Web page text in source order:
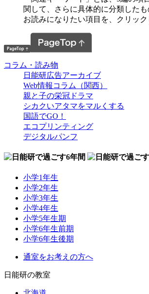
関して、さらに具体的に分類したも
お読みになりたい項目を、クリック
コラム・読み物
日能研広告アーカイブ
Web情報コラム（関西）
親と子の栄冠ドラマ
シカクいアタマをマルくする
国語でGO！
エコプリンティング
デジタルパンフ
小学1年生
小学2年生
小学3年生
小学4年生
小学5年生期
小学6年生前期
小学6年生後期
通室をお考えの方へ
日能研の教室